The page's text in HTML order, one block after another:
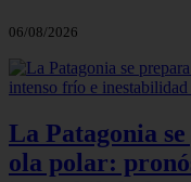
06/08/2026
La Patagonia
ola polar: